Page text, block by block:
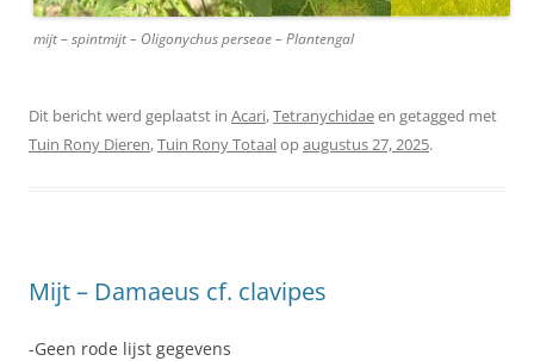
mijt – spintmijt – Oligonychus perseae – Plantengal
Dit bericht werd geplaatst in Acari,Tetranychidaeen getagged met
Tuin Rony Dieren,Tuin Rony Totaalopaugustus 27, 2025.
Mijt – Damaeus cf. clavipes
-Geen rode lijst gegevens